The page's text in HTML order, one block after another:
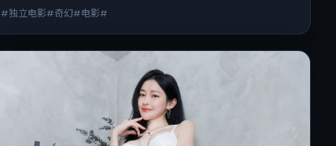
#独立电影#奇幻#电影#